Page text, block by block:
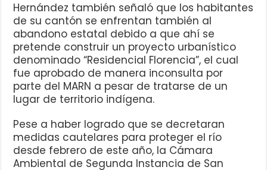
Hernández también señaló que los habitantes
de su cantón se enfrentan también al
abandono estatal debido a que ahí se
pretende construir un proyecto urbanístico
denominado “Residencial Florencia”, el cual
fue aprobado de manera inconsulta por
parte del MARN a pesar de tratarse de un
lugar de territorio indígena.
Pese a haber logrado que se decretaran
medidas cautelares para proteger el río
desde febrero de este año, la Cámara
Ambiental de Segunda Instancia de San